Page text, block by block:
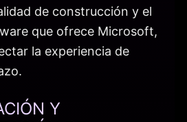
de construcción y el
que ofrece Microsoft,
la experiencia de
Y